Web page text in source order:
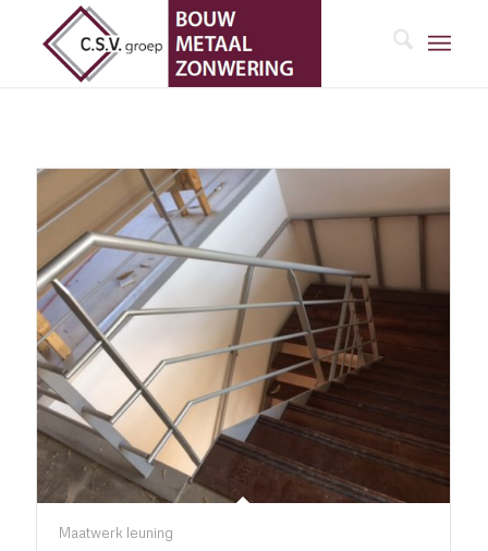
Maatwerk leuning